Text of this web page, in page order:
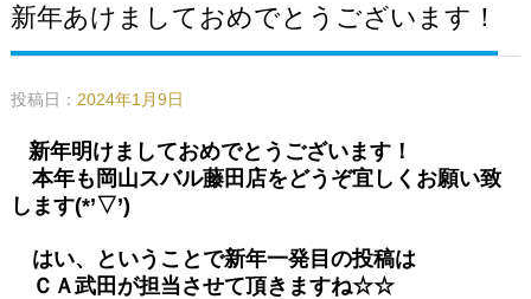
新年あけましておめでとうございます！
投稿日： 2024年1月9日
新年明けましておめでとうございます！
本年も岡山スバル藤田店をどうぞ宜しくお願い致
します(*’▽’)
はい、ということで新年一発目の投稿は
ＣＡ武田が担当させて頂きますね☆☆